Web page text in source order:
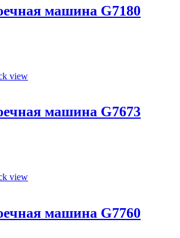
машина G7180
view
машина G7673
view
машина G7760